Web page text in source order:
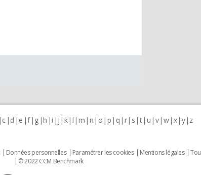
c d e f g h i j k l m n o p q r s t u v w x y z
Données personnelles Paramétrer les cookies Mentions légales
© 2022 CCM Benchmark